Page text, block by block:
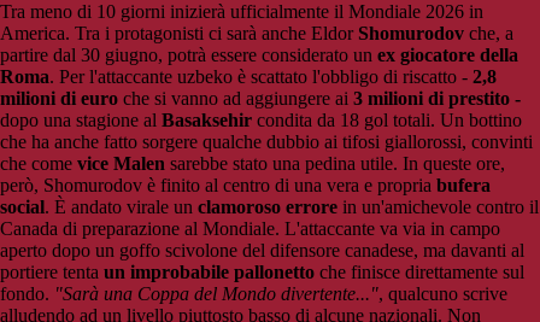
Tra meno di 10 giorni inizierà ufficialmente il Mondiale 2026 in
America. Tra i protagonisti ci sarà anche Eldor Shomurodov che, a
partire dal 30 giugno, potrà essere considerato un ex giocatore della
Roma. Per l'attaccante uzbeko è scattato l'obbligo di riscatto - 2,8
milioni di euro che si vanno ad aggiungere ai 3 milioni di prestito -
dopo una stagione al Basaksehir condita da 18 gol totali. Un bottino
che ha anche fatto sorgere qualche dubbio ai tifosi giallorossi, convinti
che come vice Malen sarebbe stato una pedina utile. In queste ore,
però, Shomurodov è finito al centro di una vera e propria bufera
social. È andato virale un clamoroso errore in un'amichevole contro il
Canada di preparazione al Mondiale. L'attaccante va via in campo
aperto dopo un goffo scivolone del difensore canadese, ma davanti al
portiere tenta un improbabile pallonetto che finisce direttamente sul
fondo. "Sarà una Coppa del Mondo divertente...", qualcuno scrive
alludendo ad un livello piuttosto basso di alcune nazionali. Non